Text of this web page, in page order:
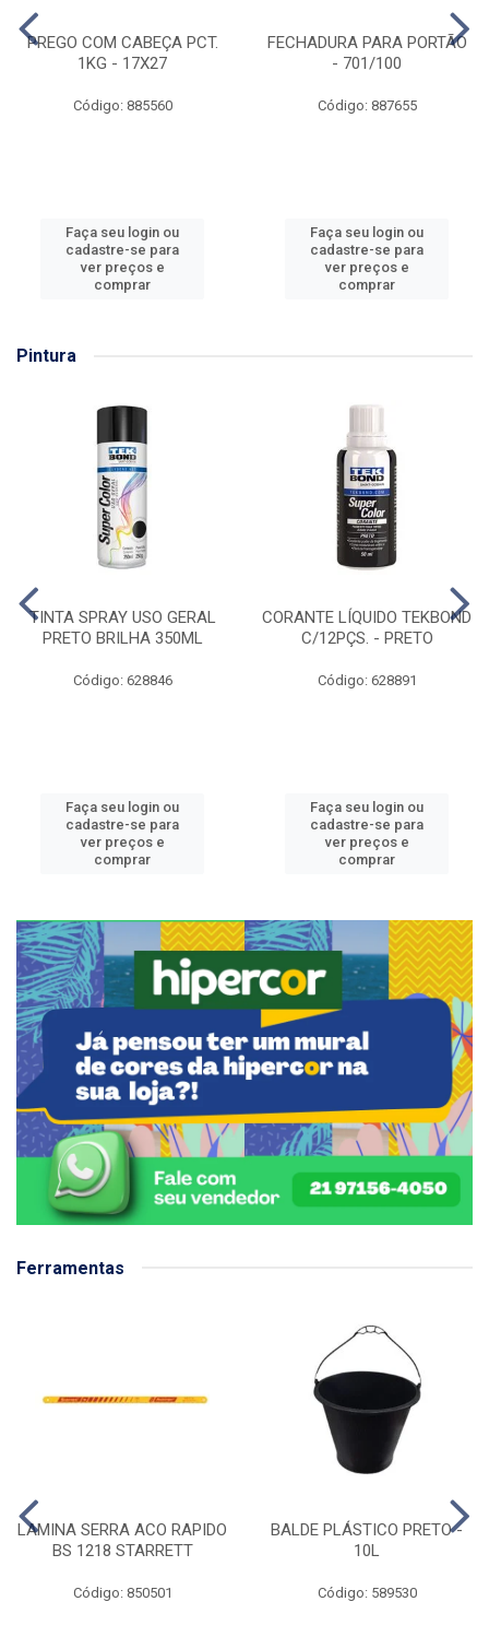
PREGO COM CABEÇA PCT.
1KG - 17X27
Código: 885560
Faça seu login ou
cadastre-se para
ver preços e
comprar
FECHADURA PARA PORTÃO
- 701/100
Código: 887655
Faça seu login ou
cadastre-se para
ver preços e
comprar
Pintura
TINTA SPRAY USO GERAL
PRETO BRILHA 350ML
Código: 628846
Faça seu login ou
cadastre-se para
ver preços e
comprar
CORANTE LÍQUIDO TEKBOND
C/12PÇS. - PRETO
Código: 628891
Faça seu login ou
cadastre-se para
ver preços e
comprar
Ferramentas
LAMINA SERRA ACO RAPIDO
BS 1218 STARRETT
Código: 850501
BALDE PLÁSTICO PRETO -
10L
Código: 589530